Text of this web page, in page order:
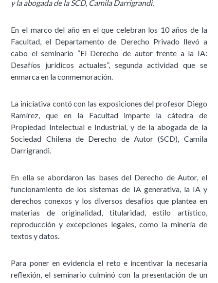
y la abogada de la SCD, Camila Darrigrandi.
En el marco del año en el que celebran los 10 años de la
Facultad, el Departamento de Derecho Privado llevó a
cabo el seminario “El Derecho de autor frente a la IA:
Desafíos jurídicos actuales”, segunda actividad que se
enmarca en la conmemoración.
La iniciativa contó con las exposiciones del profesor Diego
Ramírez, que en la Facultad imparte la cátedra de
Propiedad Intelectual e Industrial, y de la abogada de la
Sociedad Chilena de Derecho de Autor (SCD), Camila
Darrigrandi.
En ella se abordaron las bases del Derecho de Autor, el
funcionamiento de los sistemas de IA generativa, la IA y
derechos conexos y los diversos desafíos que plantea en
materias de originalidad, titularidad, estilo artístico,
reproducción y excepciones legales, como la minería de
textos y datos.
Para poner en evidencia el reto e incentivar la necesaria
reflexión, el seminario culminó con la presentación de un